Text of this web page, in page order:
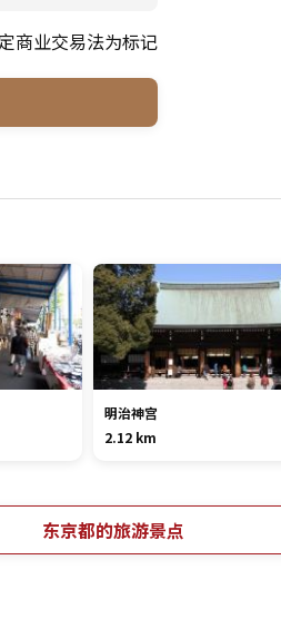
商业交易法为标记
明治神宫
2.12 km
东京都的旅游景点